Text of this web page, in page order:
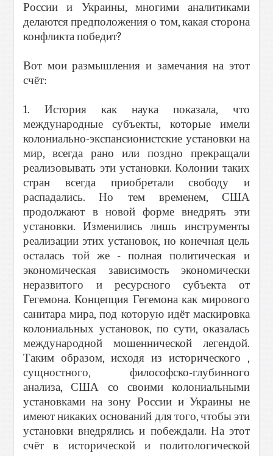
России и Украины, многими аналитиками
делаются предположения о том, какая сторона
конфликта победит?
Вот мои размышления и замечания на этот
счёт:
1. История как наука показала, что
международные субъекты, которые имели
колониально-экспансионистские установки на
мир, всегда рано или поздно прекращали
реализовывать эти установки. Колонии таких
стран всегда приобретали свободу и
распадались. Но тем временем, США
продолжают в новой форме внедрять эти
установки. Изменились лишь инструменты
реализации этих установок, но конечная цель
осталась той же - полная политическая и
экономическая зависимость экономически
неразвитого и ресурсного субъекта от
Гегемона. Концепция Гегемона как мирового
санитара мира, под которую идёт маскировка
колониальных установок, по сути, оказалась
международной мошеннической легендой.
Таким образом, исходя из исторического ,
сущностного, философско-глубинного
анализа, США со своими колониальными
установками на зону России и Украины не
имеют никаких оснований для того, чтобы эти
установки внедрялись и побеждали. На этот
счёт в исторической и политологической